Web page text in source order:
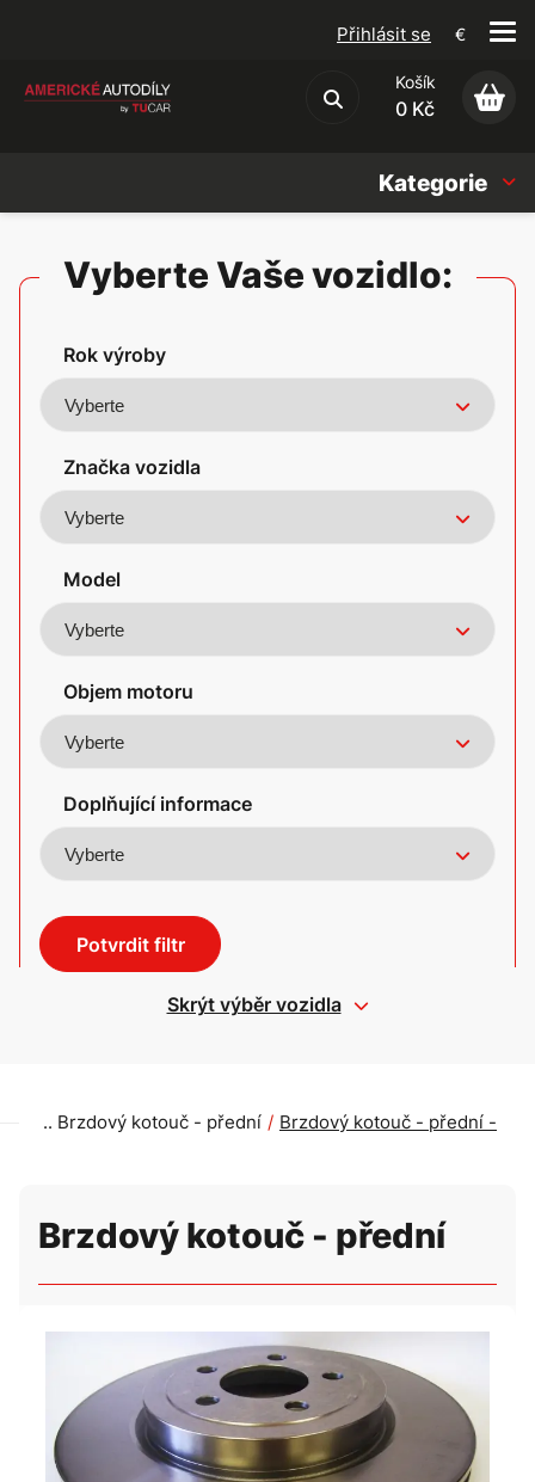
Obchodní podmínky
Přihlásit se €
Košík
0 Kč
Kategorie
Americké vozy
Vyberte Vaše vozidlo:
Rok výroby
Značka vozidla
Model
Objem motoru
Doplňující informace
Potvrdit filtr
Skrýt výběr vozidla
Brzdový kotouč - přední Brzdový kotouč - přední -
Brzdový kotouč - přední